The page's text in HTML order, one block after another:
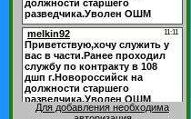
Для добавления необходима